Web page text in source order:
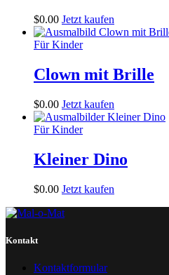
$0.00 Jetzt kaufen
Für Kinder
Clown mit Brille
$0.00 Jetzt kaufen
Für Kinder
Kleiner Dino
$0.00 Jetzt kaufen
Kontakt
Kontaktformular